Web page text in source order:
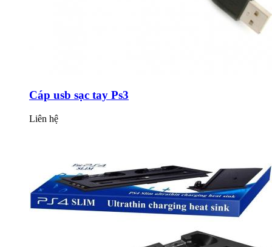
Cáp usb sạc tay Ps3
Liên hệ